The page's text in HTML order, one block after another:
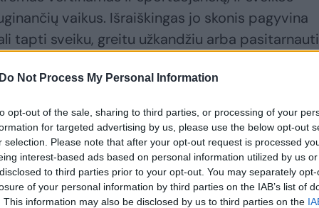
Do Not Process My Personal Information
opt-out of the sale, sharing to third parties, or processing of your
for targeted advertising by us, please use the below opt-out
selection. Please note that after your opt-out request is processed
interest-based ads based on personal information utilized by us
to third parties prior to your opt-out. You may separately
of your personal information by third parties on the IAB’s list of
This information may also be disclosed by us to third parties on the
vaikus. Išraiškingas jo skonis pagyvina
tapti sveiku, greitu užkandžiu arba pasitarnauti
kremas gali tapti ir slapta korta siekiant į
kiekvienas vaikas su malonumu triauškia
užtepsite šiek tiek riešutų kremo – tai
kremas labai skaniai dera ir su bananais, taip
patys.